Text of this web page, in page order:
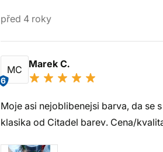
před 4 roky
MC
6
Marek C.
Moje asi nejoblibenejsi barva, da se
klasika od Citadel barev. Cena/